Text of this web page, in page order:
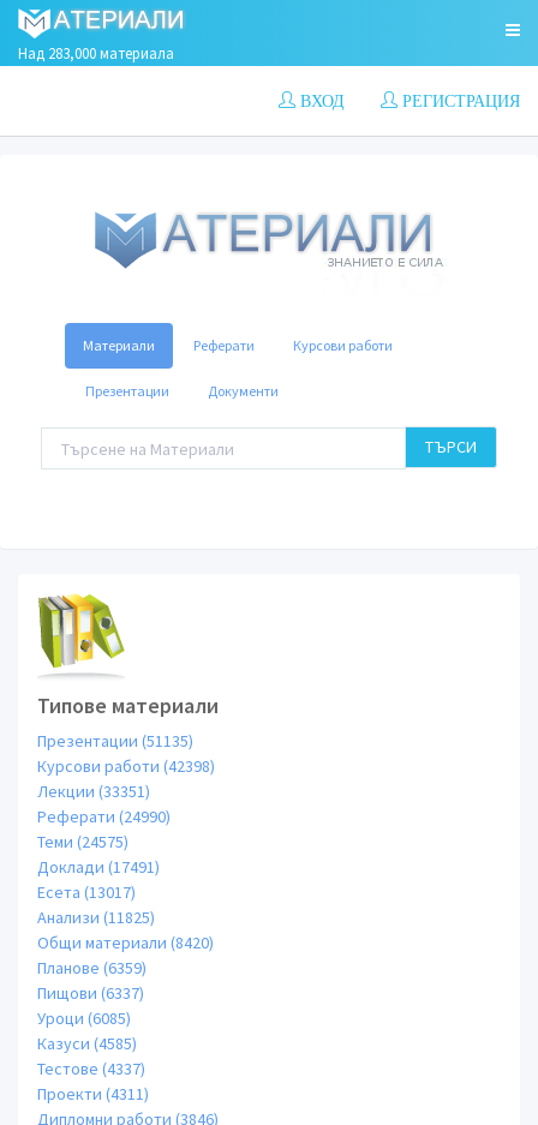
Над 283,000 материала
РЕГИСТРАЦИЯ
ВХОД
Материали Реферати Курсови работи
Презентации Документи
Типове материали
Презентации (51135)
Курсови работи (42398)
Лекции (33351)
Реферати (24990)
Теми (24575)
Доклади (17491)
Есета (13017)
Анализи (11825)
Общи материали (8420)
Планове (6359)
Пищови (6337)
Уроци (6085)
Казуси (4585)
Тестове (4337)
Проекти (4311)
Дипломни работи (3846)